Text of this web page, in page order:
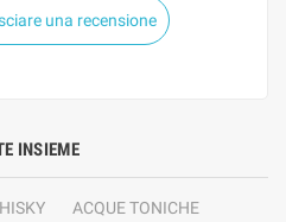
una recensione
INSIEME
ACQUE TONICHE